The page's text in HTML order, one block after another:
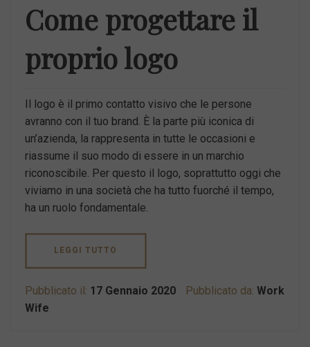
Come progettare il
proprio logo
Il logo è il primo contatto visivo che le persone
avranno con il tuo brand. È la parte più iconica di
un’azienda, la rappresenta in tutte le occasioni e
riassume il suo modo di essere in un marchio
riconoscibile. Per questo il logo, soprattutto oggi che
viviamo in una società che ha tutto fuorché il tempo,
ha un ruolo fondamentale.
LEGGI TUTTO
Pubblicato il: 17 Gennaio 2020 Pubblicato da: Work
Wife